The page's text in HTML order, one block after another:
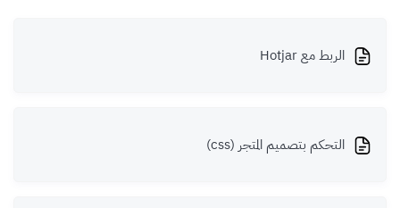
الربط مع Hotjar
التحكم بتصميم المتجر (css)